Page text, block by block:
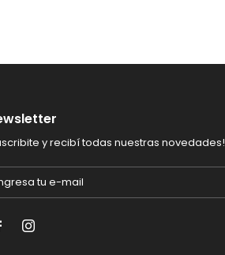
y recibí todas nuestras novedades!
